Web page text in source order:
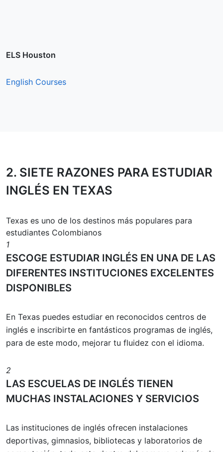
ELS Houston
English Courses
2. SIETE RAZONES PARA ESTUDIAR
INGLÉS EN TEXAS
Texas es uno de los destinos más populares para
estudiantes Colombianos
1
ESCOGE ESTUDIAR INGLÉS EN UNA DE LAS
DIFERENTES INSTITUCIONES EXCELENTES
DISPONIBLES
En Texas puedes estudiar en reconocidos centros de
inglés e inscribirte en fantásticos programas de inglés,
para de este modo, mejorar tu fluidez con el idioma.
2
LAS ESCUELAS DE INGLÉS TIENEN
MUCHAS INSTALACIONES Y SERVICIOS
Las instituciones de inglés ofrecen instalaciones
deportivas, gimnasios, bibliotecas y laboratorios de